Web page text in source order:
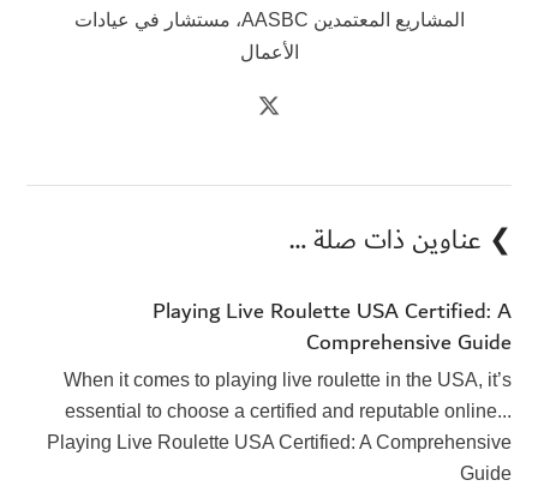
المشاريع المعتمدين AASBC، مستشار في عيادات
الأعمال
❯ عناوين ذات صلة …
Playing Live Roulette USA Certified: A
Comprehensive Guide
When it comes to playing live roulette in the USA, it’s
essential to choose a certified and reputable online...
Playing Live Roulette USA Certified: A Comprehensive
Guide